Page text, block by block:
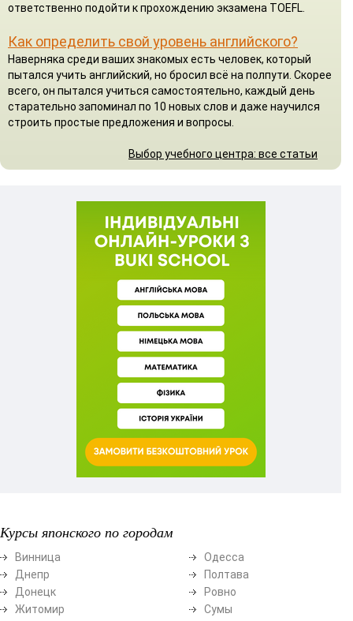
ответственно подойти к прохождению экзамена TOEFL.
Как определить свой уровень английского?
Наверняка среди ваших знакомых есть человек, который
пытался учить английский, но бросил всё на полпути. Скорее
всего, он пытался учиться самостоятельно, каждый день
старательно запоминал по 10 новых слов и даже научился
строить простые предложения и вопросы.
Выбор учебного центра: все статьи
Курсы японского по городам
Винница
Днепр
Донецк
Житомир
Одесса
Полтава
Ровно
Сумы